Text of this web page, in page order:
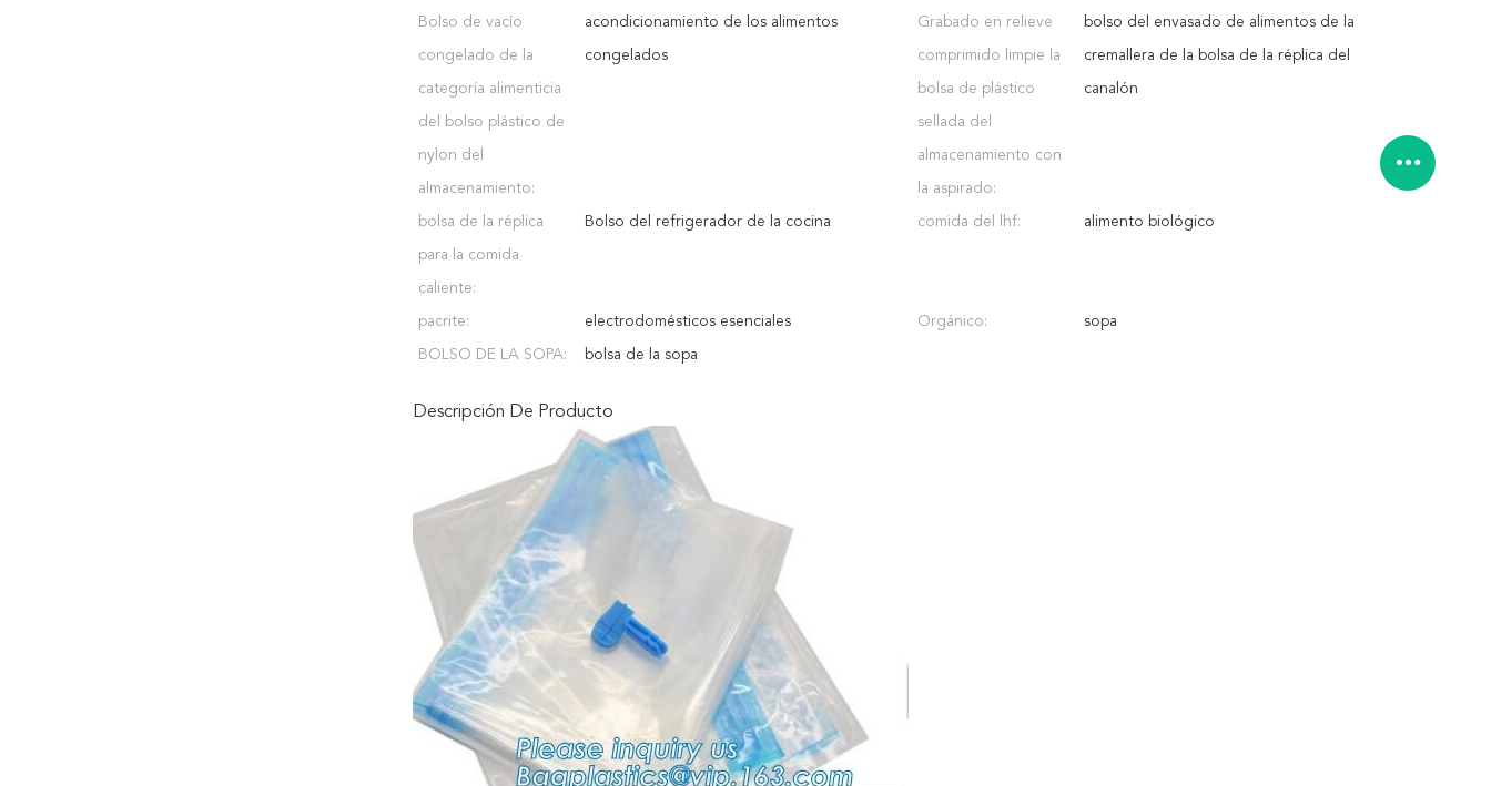
Bolso de vacío
congelado de la
categoría alimenticia
del bolso plástico de
nylon del
almacenamiento:
acondicionamiento de los alimentos
congelados
Grabado en relieve
comprimido limpie la
bolsa de plástico
sellada del
almacenamiento con
la aspirado:
bolso del envasado de alimentos de la
cremallera de la bolsa de la réplica del
canalón
bolsa de la réplica
para la comida
caliente:
Bolso del refrigerador de la cocina comida del lhf: alimento biológico
pacrite: electrodomésticos esenciales Orgánico: sopa
BOLSO DE LA SOPA: bolsa de la sopa
Descripción De Producto